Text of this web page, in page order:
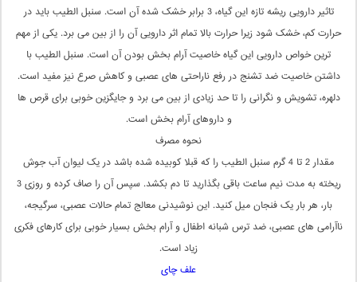
تاثیر دارویی ریشه تازه این گیاه، 3 برابر خشک شده آن است. سنبل الطیب باید در
حرارت کم، خشک شود زیرا حرارت بالا تمام اثر دارویی آن را از بین می برد. یکی از مهم
ترین خواص دارویی این گیاه خاصیت آرام بخش بودن آن است. سنبل الطیب با
داشتن خاصیت ضد تشنج در رفع ناراحتی های عصبی و کاهش صرع نیز مفید است.
دلهره، تشویش و نگرانی را تا حد زیادی از بین می برد و جایگزین خوبی برای قرص ها
و داروهای آرام بخش است.
نحوه مصرف
مقدار 2 تا 4 گرم سنبل الطیب را که قبلا کوبیده شده باشد در یک لیوان آب جوش
ریخته به مدت نیم ساعت باقی بگذارید تا دم بکشد. سپس آن را صاف کرده و روزی 3
بار، هر بار یک فنجان میل کنید. این نوشیدنی معالج تمام حالات عصبی، سرگیجه،
ناآرامی های عصبی، ضد ترس شبانه اطفال و آرام بخش بسیار خوبی برای کارهای فکری
زیاد است.
علف چای